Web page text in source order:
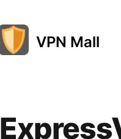
VPN Mall